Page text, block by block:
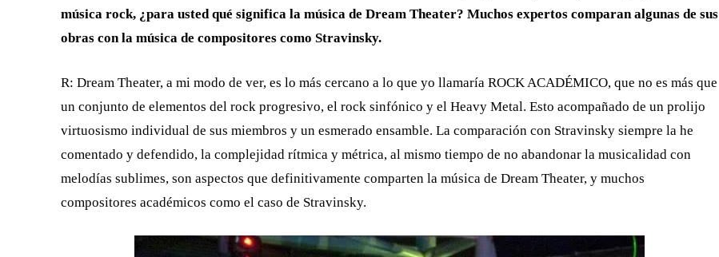
música rock, ¿para usted qué significa la música de Dream Theater? Muchos expertos comparan algunas de sus
obras con la música de compositores como Stravinsky.
R: Dream Theater, a mi modo de ver, es lo más cercano a lo que yo llamaría ROCK ACADÉMICO, que no es más que
un conjunto de elementos del rock progresivo, el rock sinfónico y el Heavy Metal. Esto acompañado de un prolijo
virtuosismo individual de sus miembros y un esmerado ensamble. La comparación con Stravinsky siempre la he
comentado y defendido, la complejidad rítmica y métrica, al mismo tiempo de no abandonar la musicalidad con
melodías sublimes, son aspectos que definitivamente comparten la música de Dream Theater, y muchos
compositores académicos como el caso de Stravinsky.